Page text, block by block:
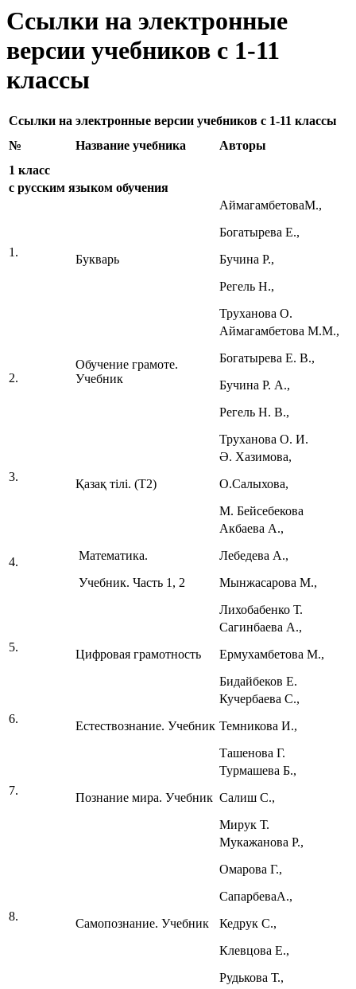
Ссылки на электронные
версии учебников с 1-11
классы
Ссылки на электронные версии учебников с 1-11 классы
№
Название учебника
Авторы
1 класс
с русским языком обучения
1.
Букварь
АймагамбетоваМ.,
Богатырева Е.,
Бучина Р.,
Регель Н.,
Труханова О.
2.
Обучение грамоте.
Учебник
Аймагамбетова М.М.,
Богатырева Е. В.,
Бучина Р. А.,
Регель Н. В.,
Труханова О. И.
3.
Қазақ тілі. (Т2)
Ә. Хазимова,
О.Салыхова,
М. Бейсебекова
4.
Математика.
Учебник. Часть 1, 2
Акбаева А.,
Лебедева А.,
Мынжасарова М.,
Лихобабенко Т.
5.
Цифровая грамотность
Сагинбаева А.,
Ермухамбетова М.,
Бидайбеков Е.
6.
Естествознание. Учебник
Кучербаева С.,
Темникова И.,
Ташенова Г.
7.
Познание мира. Учебник
Турмашева Б.,
Салиш С.,
Мирук Т.
8.
Самопознание. Учебник
Мукажанова Р.,
Омарова Г.,
СапарбеваА.,
Кедрук С.,
Клевцова Е.,
Рудькова Т.,